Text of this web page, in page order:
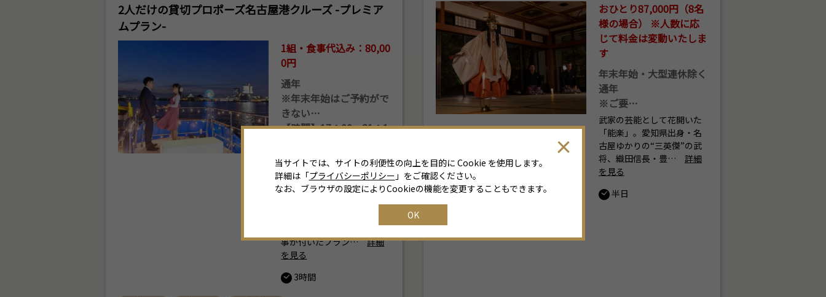
2人だけの貸切プロポーズ名古屋港クルーズ -プレミア
ムプラン-
1組・食事代込み：80,00
0円
通年
※年末年始はご予約がで
きない…
【時間】17：00〜21：1
橋に帰港）
【所要時間】移動・食事
時間含め約200分
プロポーズプランに高級レ
ンスターゲイト」でのお食
事が付いたプラン…
詳細
を見る
3時間
おひとり87,000円（8名
様の場合） ※人数に応
じて料金は変動いたしま
す
年末年始・大型連休除く
通年
※ご要…
武家の芸能として花開いた
「能楽」。愛知県出身・名
古屋ゆかりの“三英傑”の武
将、織田信長・豊…
詳細
を見る
半日
当サイトでは、サイトの利便性の向上を目的に Cookie を使用します。
詳細は「プライバシーポリシー 」をご確認ください。
なお、ブラウザの設定によりCookieの機能を変更することもできます。
OK